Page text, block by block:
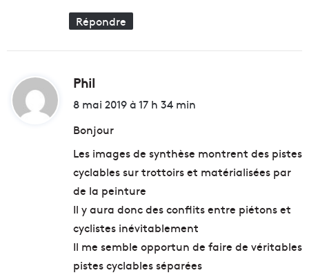
Répondre
Phil
i
:
8 mai 2019 à 17 h 34 min
Bonjour
Les images de synthèse montrent des pistes
cyclables sur trottoirs et matérialisées par
de la peinture
Il y aura donc des conflits entre piétons et
cyclistes inévitablement
Il me semble opportun de faire de véritables
pistes cyclables séparées